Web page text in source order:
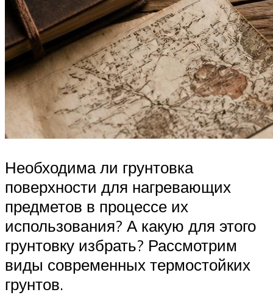
Необходима ли грунтовка
поверхности для нагревающих
предметов в процессе их
использования? А какую для этого
грунтовку избрать? Рассмотрим
виды современных термостойких
грунтов.